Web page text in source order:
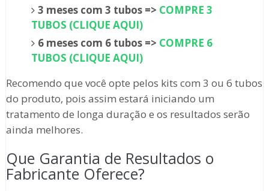
3 meses com 3 tubos => COMPRE 3
TUBOS (CLIQUE AQUI)
6 meses com 6 tubos => COMPRE 6
TUBOS (CLIQUE AQUI)
Recomendo que você opte pelos kits com 3 ou 6 tubos
do produto, pois assim estará iniciando um
tratamento de longa duração e os resultados serão
ainda melhores.
Que Garantia de Resultados o
Fabricante Oferece?